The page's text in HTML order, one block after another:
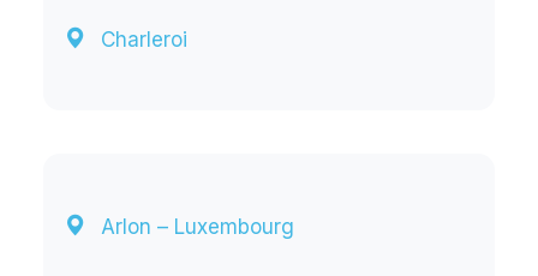
Charleroi
Arlon – Luxembourg